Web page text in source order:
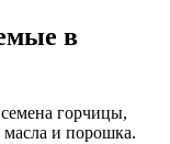
в
горчицы,
масла и порошка.